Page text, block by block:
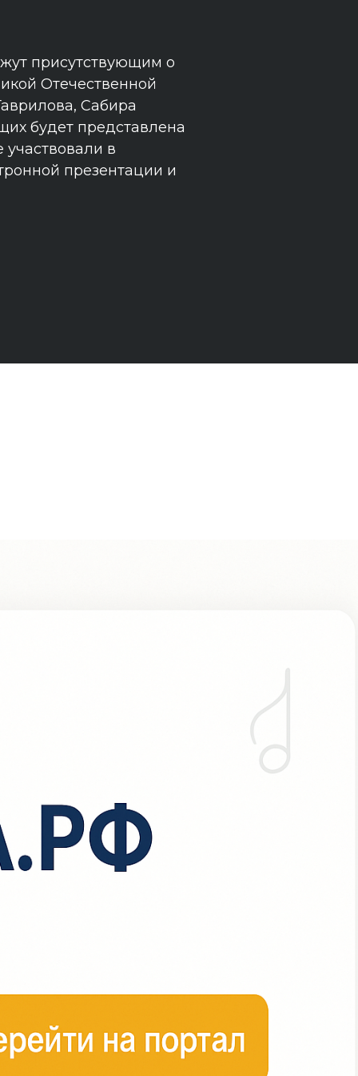
присутствующим о
Отечественной
Сабира
будет представлена
в
презентации и